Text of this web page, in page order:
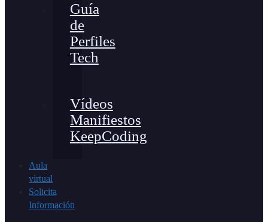
Guía
de
Perfiles
Tech
Vídeos
Manifiestos
KeepCoding
Aula
virtual
Solicita
Información